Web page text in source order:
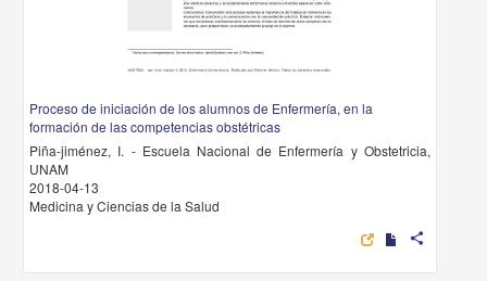
Proceso de iniciación de los alumnos de Enfermería, en la
formación de las competencias obstétricas
Piña-jiménez, I. - Escuela Nacional de Enfermería y Obstetricia,
UNAM
2018-04-13
Medicina y Ciencias de la Salud
share